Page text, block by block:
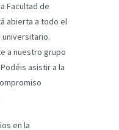
Facultad de
abierta a todo el
a nuestro grupo
asistir a la
en la